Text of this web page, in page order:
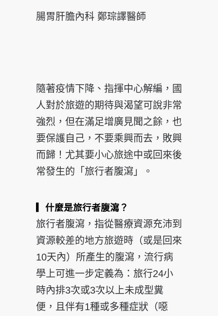
腸胃肝膽內科 鄭琮譯醫師
隨著疫情下降、指揮中心解編，國
人對於旅遊的期待與渴望可說非常
強烈，但在滿足增廣見聞之餘，也
要保護自己，不要乘興而去，敗興
而歸！尤其要小心旅途中或回來後
常發生的「旅行者腹瀉」。
▎什麼是旅行者腹瀉？
旅行者腹瀉，指從醫療資源充沛到
資源較差的地方旅遊時（或是回來
10天內）所產生的腹瀉，流行病
學上可進一步定義為：旅行24小
時內排3次或3次以上未成型糞
便，且伴有1種或多種症狀（噁